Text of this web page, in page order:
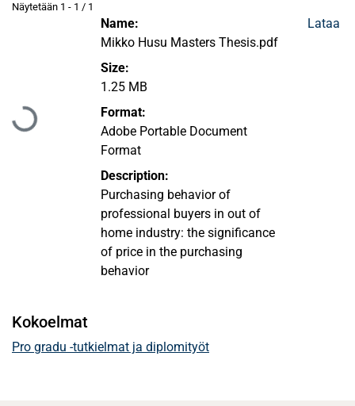
Näytetään 1 - 1 / 1
Ladataan...
Name:
Mikko Husu Masters Thesis.pdf
Size:
1.25 MB
Format:
Adobe Portable Document
Format
Description:
Purchasing behavior of
professional buyers in out of
home industry: the significance
of price in the purchasing
behavior
Lataa
Kokoelmat
Pro gradu -tutkielmat ja diplomityöt